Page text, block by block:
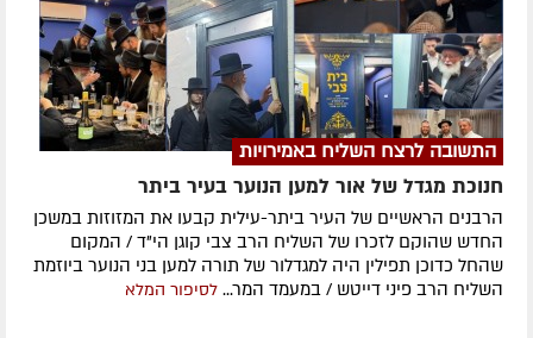
התשובה לרצח השליח באמירויות
חנוכת מגדל של אור למען הנוער בעיר ביתר
הרבנים הראשיים של העיר ביתר-עילית קבעו את המזוזות במשכן
החדש שהוקם לזכרו של השליח הרב צבי קוגן הי"ד / המקום
שהחל כדוכן תפילין היה למגדלור של תורה למען בני הנוער ביוזמת
השליח הרב פיני דייטש / במעמד המר... לסיפור המלא